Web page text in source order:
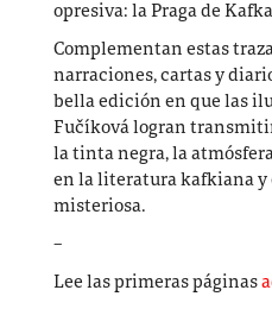
opresiva: la Praga de
Complementan estas
narraciones, cartas y
bella edición en que las
Fučíkoválogran
la tinta negra, la
en la literatura kafkiana y
misteriosa.
–
Lee las primeras páginas